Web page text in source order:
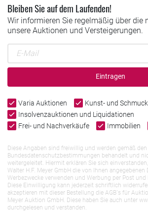
Bleiben Sie auf dem Laufenden!
Wir informieren Sie regelmäßig über die
unsere Auktionen und Versteigerungen.
Eintragen
Varia Auktionen
Kunst- und
Insolvenzauktionen und Liquidationen
Frei- und Nachverkäufe
Immobilien
Diese Angaben sind freiwillig und werden gemäß den
Bundesdatenschutzbestimmungen behandelt und
weitergeleitet. Hiermit erklären Sie sich
Walter H.F. Meyer GmbH die von Ihnen angegebenen
Werbezwecke verwenden und Werbung per Post und
Diese Einwilligung kann jederzeit schriftlich
akzeptieren mit dieser Bestellung die AGB`s für
Meyer Auktion GmbH. Diese haben Sie auch unter
durchgelesen und verstanden.